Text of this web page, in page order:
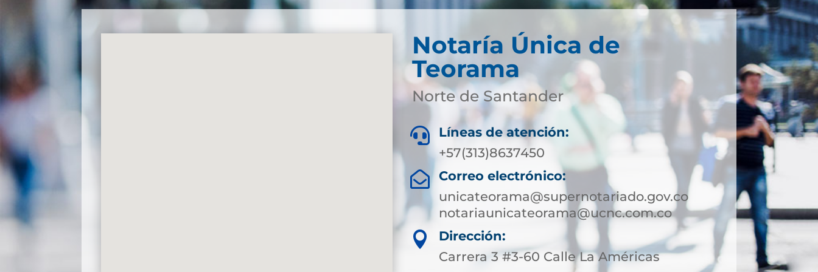
Notaría Única de
Teorama
Norte de Santander

Líneas de atención:
+57(313)8637450

Correo electrónico:
unicateorama@supernotariado.gov.co
notariaunicateorama@ucnc.com.co

Dirección:
Carrera 3 #3-60 Calle La Américas